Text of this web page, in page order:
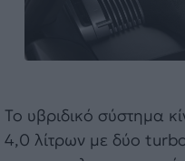
Το υβριδικό σύστημα
4,0 λίτρων με δύο